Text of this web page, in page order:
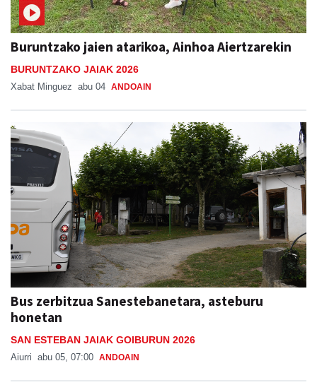
Buruntzako jaien atarikoa, Ainhoa Aiertzarekin
BURUNTZAKO JAIAK 2026
Xabat Minguez abu 04 ANDOAIN
Bus zerbitzua Sanestebanetara, asteburu
honetan
SAN ESTEBAN JAIAK GOIBURUN 2026
Aiurri abu 05, 07:00 ANDOAIN